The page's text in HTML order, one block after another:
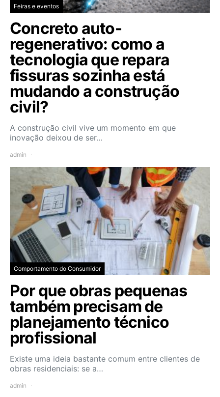
Feiras e eventos
Concreto auto-
regenerativo: como a
tecnologia que repara
fissuras sozinha está
mudando a construção
civil?
A construção civil vive um momento em que
inovação deixou de ser…
admin
Comportamento do Consumidor
Por que obras pequenas
também precisam de
planejamento técnico
profissional
Existe uma ideia bastante comum entre clientes de
obras residenciais: se a…
admin